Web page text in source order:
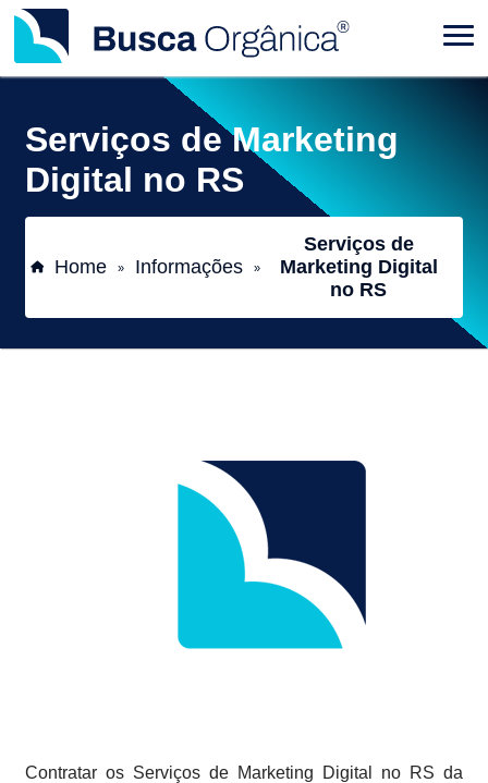
Serviços de Marketing
Digital no RS
Home » Informações »
Serviços de
Marketing Digital
no RS
Contratar os Serviços de Marketing Digital no RS da